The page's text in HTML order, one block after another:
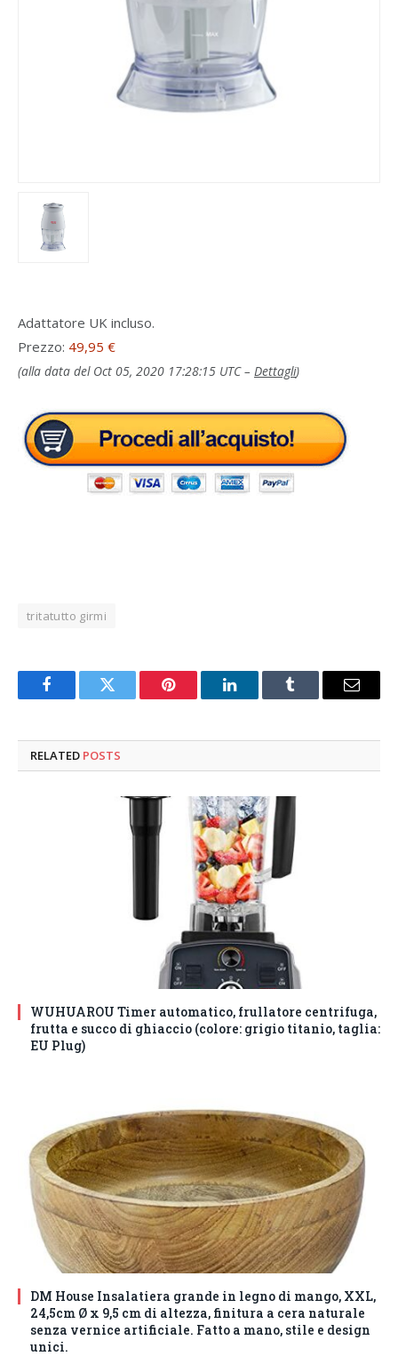
Adattatore UK incluso.
Prezzo: 49,95 €
(alla data del Oct 05, 2020 17:28:15 UTC – Dettagli)
tritatutto girmi
FacebookTwitter Pinterest LinkedInTumblr Email
RELATED POSTS
WUHUAROU Timer automatico, frullatore centrifuga,
frutta e succo di ghiaccio (colore: grigio titanio, taglia:
EU Plug)
DM House Insalatiera grande in legno di mango, XXL,
24,5cm Ø x 9,5 cm di altezza, finitura a cera naturale
senza vernice artificiale. Fatto a mano, stile e design
unici.